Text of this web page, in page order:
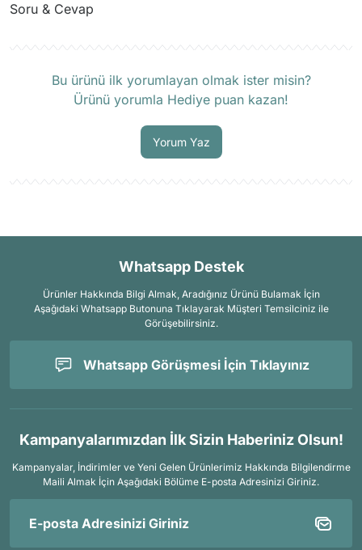
Soru & Cevap
Bu ürünü ilk yorumlayan olmak ister misin?
Ürünü yorumla Hediye puan kazan!
Yorum Yaz
Whatsapp Destek
Ürünler Hakkında Bilgi Almak, Aradığınız Ürünü Bulamak İçin
Aşağıdaki Whatsapp Butonuna Tıklayarak Müşteri Temsilciniz ile
Görüşebilirsiniz.
Whatsapp Görüşmesi İçin Tıklayınız
Kampanyalarımızdan İlk Sizin Haberiniz Olsun!
Kampanyalar, İndirimler ve Yeni Gelen Ürünlerimiz Hakkında Bilgilendirme
Maili Almak İçin Aşağıdaki Bölüme E-posta Adresinizi Giriniz.